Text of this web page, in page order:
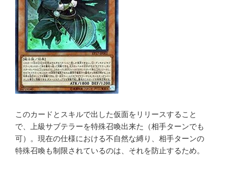
このカードとスキルで出した仮面をリリースすること
で、上級サブテラーを特殊召喚出来た（相手ターンでも
可）。現在の仕様における不自然な縛り、相手ターンの
特殊召喚も制限されているのは、それを防止するため。